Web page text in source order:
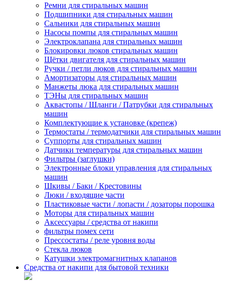
Ремни для стиральных машин
Подшипники для стиральных машин
Сальники для стиральных машин
Насосы помпы для стиральных машин
Электроклапана для стиральных машин
Блокировки люков стиральных машин
Щётки двигателя для стиральных машин
Ручки / петли люков для стиральных машин
Амортизаторы для стиральных машин
Манжеты люка для стиральных машин
ТЭНы для стиральных машин
Аквастопы / Шланги / Патрубки для стиральных
машин
Комплектующие к установке (крепеж)
Термостаты / термодатчики для стиральных машин
Суппорты для стиральных машин
Датчики температуры для стиральных машин
Фильтры (заглушки)
Электронные блоки управления для стиральных
машин
Шкивы / Баки / Крестовины
Люки / входящие части
Пластиковые части / лопасти / дозаторы порошка
Моторы для стиральных машин
Аксессуары / средства от накипи
фильтры помех сети
Прессостаты / реле уровня воды
Стекла люков
Катушки электромагнитных клапанов
Средства от накипи для бытовой техники